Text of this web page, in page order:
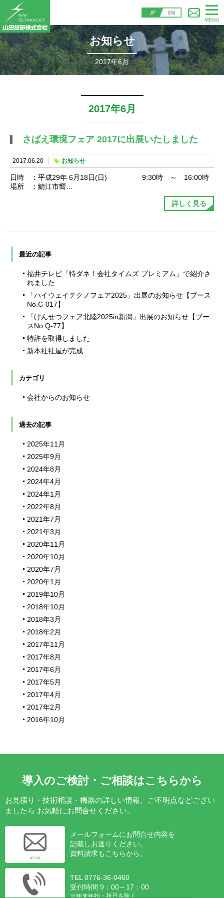
MENU
お知らせ
2017年6月
2017年6月
さばえ環境フェア 2017に出展いたしました
2017.06.20 お知らせ
日時 ：平成29年 6月18日(日) 9:30時 ～ 16:00時
場所 ：鯖江市嚮…
詳しく見る
最近の記事
福井テレビ「特ダネ！会社タイムズ プレミアム」で紹介さ
れました
「ハイウェイテクノフェア2025」出展のお知らせ【ブース
No.C-017】
「けんせつフェア北陸2025in新潟」出展のお知らせ【ブー
スNo.Q-77】
特許を取得しました
新本社社屋が完成
カテゴリ
会社からのお知らせ
過去の記事
2025年11月
2025年9月
2024年8月
2024年4月
2024年1月
2022年8月
2021年7月
2021年3月
2020年11月
2020年10月
2020年7月
2020年1月
2019年10月
2018年10月
2018年3月
2018年2月
2017年11月
2017年8月
2017年6月
2017年5月
2017年4月
2017年2月
2016年10月
導入のご検討・ご相談はこちらから
お見積り・技術相談・機器の詳しい情報、ご不明点などござい
ましたら お気軽にお問合せください。
メールフォームにお問合せ内容を
記載しお送りください。
資料請求もこちらから。
TEL 0776-36-0460
受付時間 9：00～17：00
※年末年始・祝日を除く